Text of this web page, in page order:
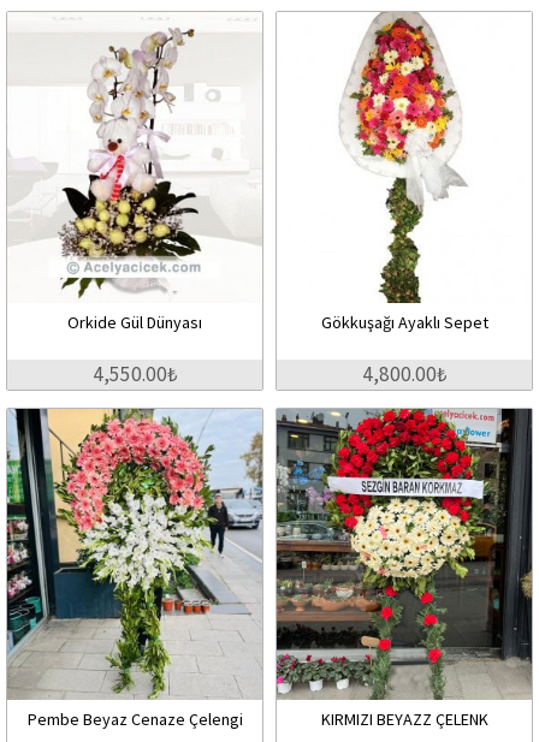
Orkide Gül Dünyası
4,550.00₺
Gökkuşağı Ayaklı Sepet
4,800.00₺
Pembe Beyaz Cenaze Çelengi KIRMIZI BEYAZZ ÇELENK